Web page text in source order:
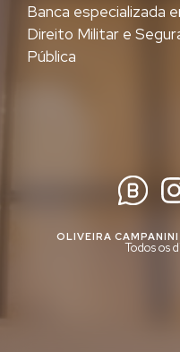
Banca especializada
Direito Militar e
Pública
OLIVEIRA
Todos os